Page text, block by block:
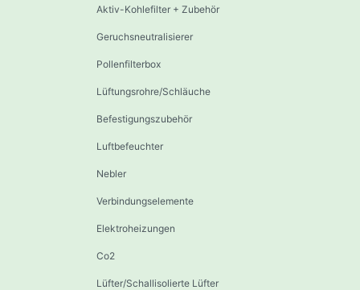
Aktiv-Kohlefilter + Zubehör
Geruchsneutralisierer
Pollenfilterbox
Lüftungsrohre/Schläuche
Befestigungszubehör
Luftbefeuchter
Nebler
Verbindungselemente
Elektroheizungen
Co2
Lüfter/Schallisolierte Lüfter